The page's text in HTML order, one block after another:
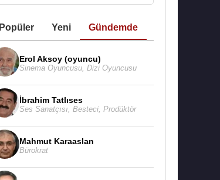
Popüler Yeni Gündemde
Erol Aksoy (oyuncu)
Sinema Oyuncusu, Dizi Oyuncusu
İbrahim Tatlıses
Ses Sanatçısı Besteci, Prodüktör
Mahmut Karaaslan
Bürokrat